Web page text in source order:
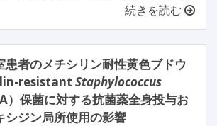
続きを読む
患者のメチシリン耐性黄色ブドウ
resistant Staphylococcus
）保菌に対する抗菌薬全身投与お
シジン局所使用の影響